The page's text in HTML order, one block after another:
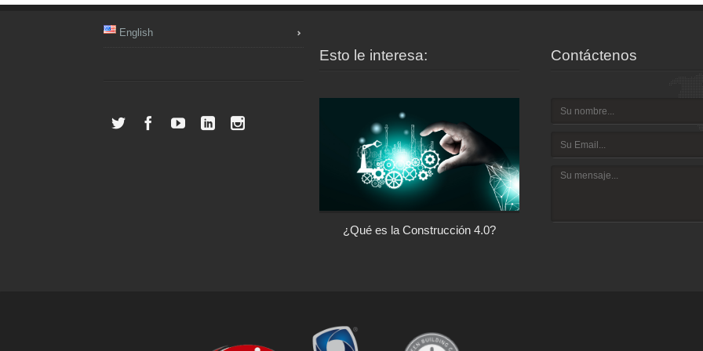
English
Esto le interesa:
¿Qué es la Construcción 4.0?
Contáctenos